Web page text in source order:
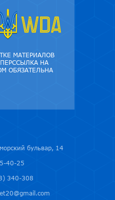
МАТЕРИАЛОВ
НА
ОБЯЗАТЕЛЬНА
бульвар, 14
40-25
340-308